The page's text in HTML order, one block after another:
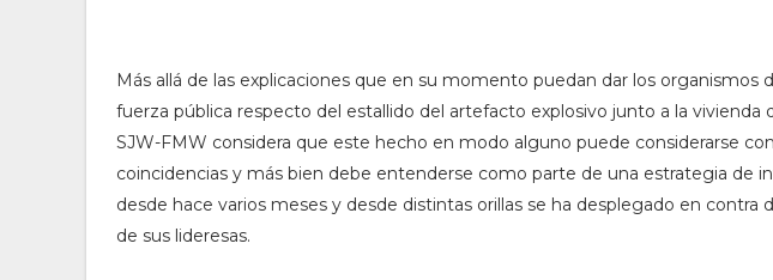
Más allá de las explicaciones que en su momento puedan dar los organismos
fuerza pública respecto del estallido del artefacto explosivo junto a la vivienda
SJW-FMW considera que este hecho en modo alguno puede considerarse
coincidencias y más bien debe entenderse como parte de una estrategia de
desde hace varios meses y desde distintas orillas se ha desplegado en contra
de sus lideresas.